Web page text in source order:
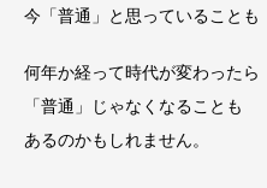
今「普通」と思っていることも
何年か経って時代が変わったら
「普通」じゃなくなることも
あるのかもしれません。